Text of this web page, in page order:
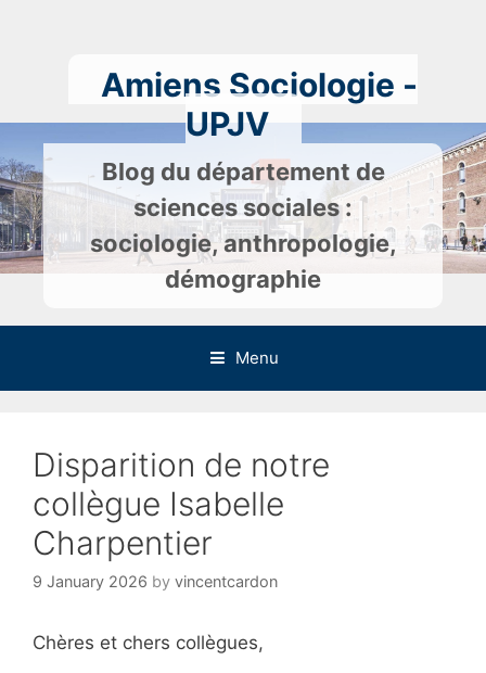
Amiens Sociologie -
UPJV
Blog du département de
sciences sociales :
sociologie, anthropologie,
démographie
Menu
Disparition de notre
collègue Isabelle
Charpentier
9 January 2026 by vincentcardon
Chères et chers collègues,